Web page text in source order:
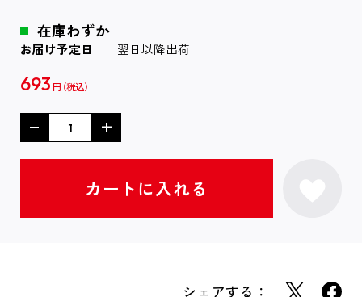
在庫わずか
お届け予定日 翌日以降出荷
693 円
シェアする：